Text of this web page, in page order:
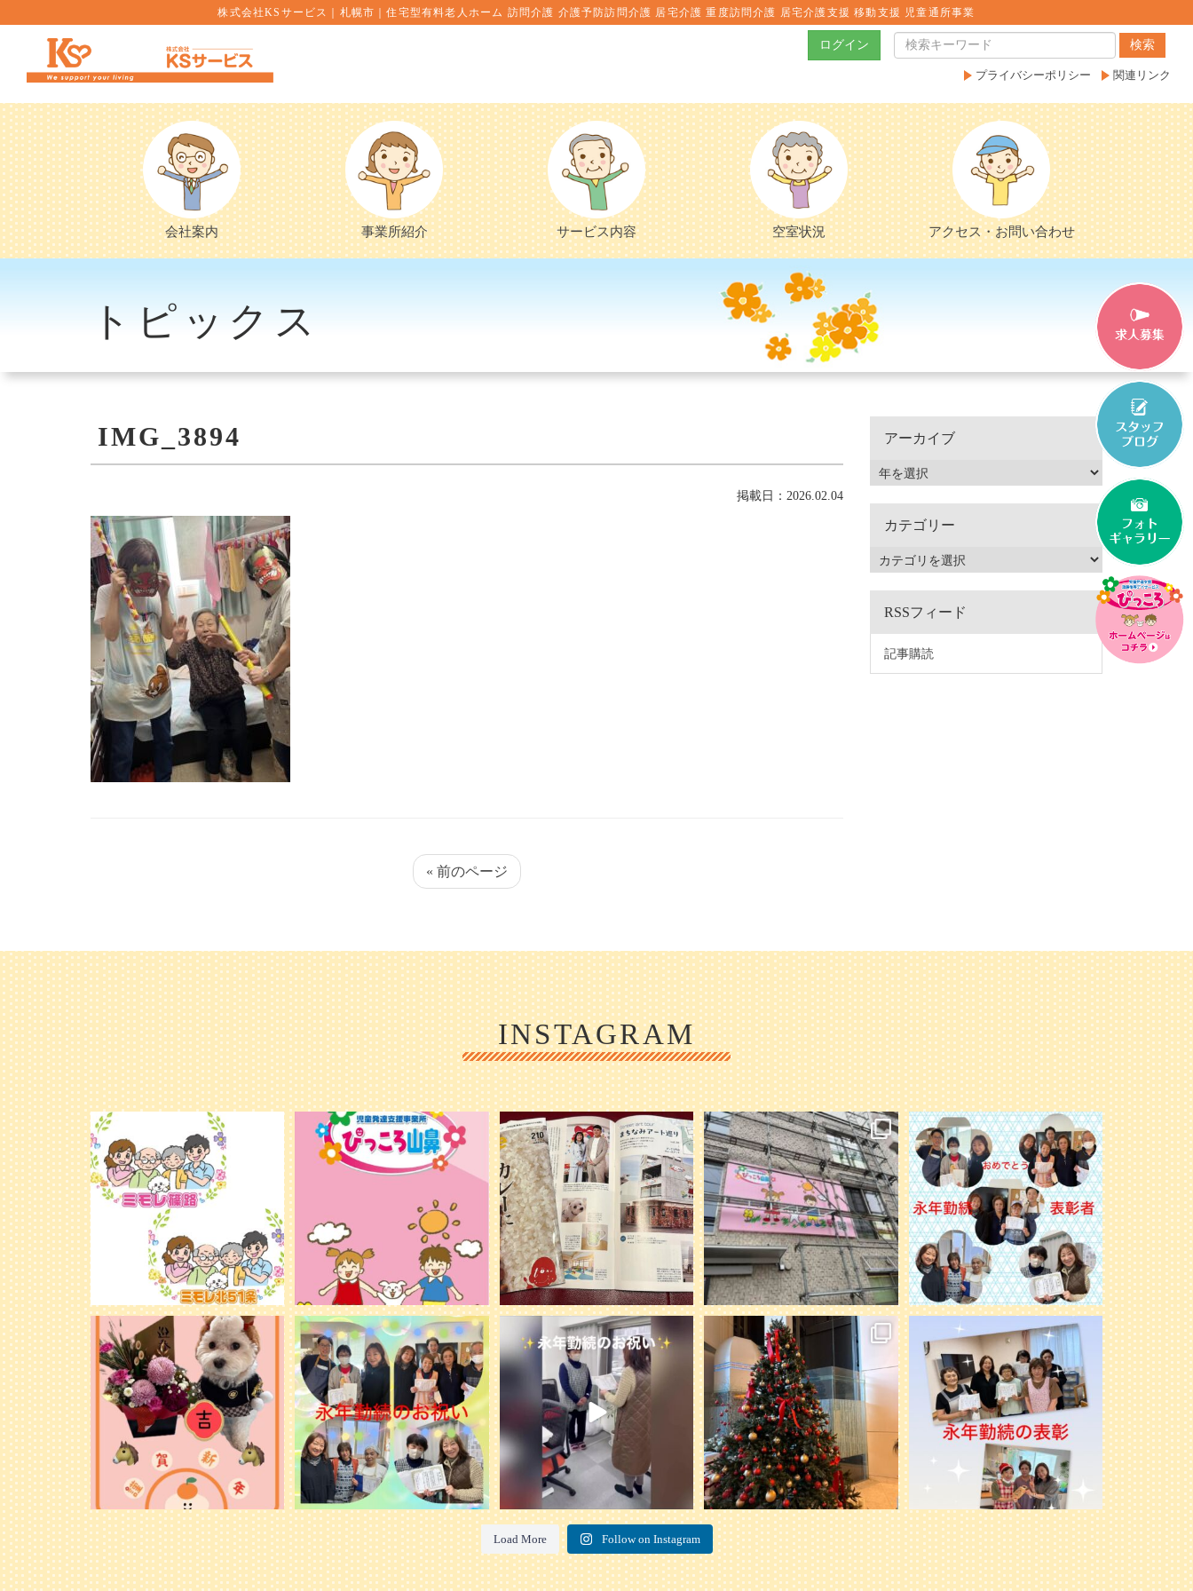
株式会社KSサービス｜札幌市｜住宅型有料老人ホーム 訪問介護 介護予防訪問介護 居宅介護 重度訪問介護 居宅介護支援 移動支援 児童通所事業
検索
ログイン
プライバシーポリシー 関連リンク
会社案内 事業所紹介 サービス内容 空室状況 アクセス・お問い合わせ
トピックス
IMG_3894
掲載日：2026.02.04
« 前のページ
アーカイブ
カテゴリー
RSSフィード
記事購読
INSTAGRAM
利用者様やご家族の皆さまに、親しみや
温かさが伝わるようなデザインを目指
し、ミモレのイラストを新しく作
20 0
＼ 2026年6月1日 OPEN ／
...
25 0
本日発売のオトンvol.210号に掲載されま
した！...
28 1
『ぴっころ山鼻』オープンに向けて準備
が着々と進んでいます。
皆さんお楽しみに〜
...
26 0
永年勤続の表彰者の写真を載せ忘れてい
たので追加します
今年もよろしくお願いします
41 1
新年明けましておめでとうございます。
旧年中は格別のお引き立てを賜り、心よ
り御礼申し上げます。...
28 1
永年勤続の表彰を行いました。...
28 0
20 0
ケアプランN onnoのケアマネさん達と、
プリンスホテルで女子会ランチビュッフ
ェを開催しました
22 0
先日、ミモレ北51条とミモレ篠路にて永
年勤続の表彰をしました。
33 1
Load More Follow on Instagram